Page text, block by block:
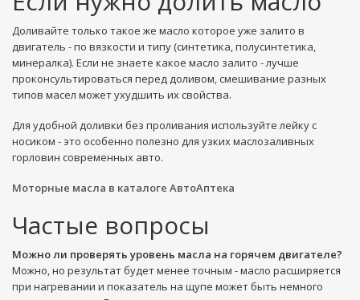
Доливайте только такое же масло которое уже залито в
двигатель - по вязкости и типу (синтетика, полусинтетика,
минералка). Если не знаете какое масло залито - лучше
проконсультироваться перед доливом, смешивание разных
типов масел может ухудшить их свойства.
Для удобной доливки без проливания используйте лейку с
носиком - это особенно полезно для узких маслозаливных
горловин современных авто.
Моторные масла в каталоге АвтоАптека
Частые вопросы
Можно ли проверять уровень масла на горячем двигателе?
Можно, но результат будет менее точным - масло расширяется
при нагревании и показатель на щупе может быть немного